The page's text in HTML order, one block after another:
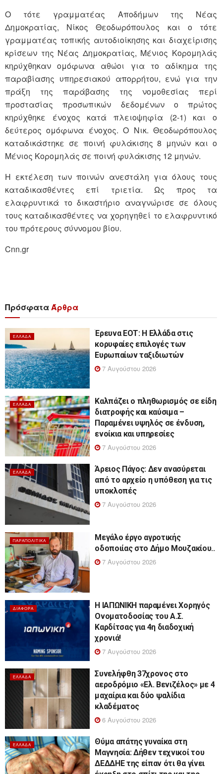
Ο τότε γραμματέας Αποδήμων της Νέας
Δημοκρατίας, Νίκος Θεοδωρόπουλος και ο τότε
γραμματέας τοπικής αυτοδιοίκησης και διαχείρισης
κρίσεων της Νέας Δημοκρατίας, Μένιος Κορομηλάς
κηρύχθηκαν ομόφωνα αθώοι για το αδίκημα της
παραβίασης υπηρεσιακού απορρήτου, ενώ για την
πράξη της παράβασης της νομοθεσίας περί
προστασίας προσωπικών δεδομένων ο πρώτος
κηρύχθηκε ένοχος κατά πλειοψηφία (2-1) και ο
δεύτερος ομόφωνα ένοχος. Ο Νικ. Θεοδωρόπουλος
καταδικάστηκε σε ποινή φυλάκισης 8 μηνών και ο
Μένιος Κορομηλάς σε ποινή φυλάκισης 12 μηνών.
Η εκτέλεση των ποινών ανεστάλη για όλους τους
καταδικασθέντες επί τριετία. Ως προς τα
ελαφρυντικά το δικαστήριο αναγνώρισε σε όλους
τους καταδικασθέντες να χορηγηθεί το ελαφρυντικό
του πρότερους σύννομου βίου.
Cnn.gr
ΠρόσφαταΆρθρα
ΕΛΛΆΔΑ
Έρευνα ΕΟΤ: Η Ελλάδα στις
κορυφαίες επιλογές των
Ευρωπαίων ταξιδιωτών
7 Αυγούστου 2026
ΕΛΛΆΔΑ
Καλπάζει ο πληθωρισμός σε είδη
διατροφής και καύσιμα –
Παραμένει υψηλός σε ένδυση,
ενοίκια και υπηρεσίες
7 Αυγούστου 2026
ΕΛΛΆΔΑ
Άρειος Πάγος: Δεν ανασύρεται
από το αρχείο η υπόθεση για τις
υποκλοπές
7 Αυγούστου 2026
ΠΑΡΑΠΟΛΙΤΙΚΆ
Μεγάλο έργο αγροτικής
οδοποιίας στο Δήμο Μουζακίου..
7 Αυγούστου 2026
ΔΙΆΦΟΡΑ
Η ΙΑΠΩΝΙΚΗ παραμένει Χορηγός
Ονοματοδοσίας του Α.Σ.
Καρδίτσας για 4η διαδοχική
χρονιά!
7 Αυγούστου 2026
ΕΛΛΆΔΑ
Συνελήφθη 37χρονος στο
αεροδρόμιο «Ελ. Βενιζέλος» με 4
μαχαίρια και δύο ψαλίδια
κλαδέματος
6 Αυγούστου 2026
ΕΛΛΆΔΑ
Θύμα απάτης γυναίκα στη
Μαγνησία: Δήθεν τεχνικοί του
ΔΕΔΔΗΕ της είπαν ότι θα γίνει